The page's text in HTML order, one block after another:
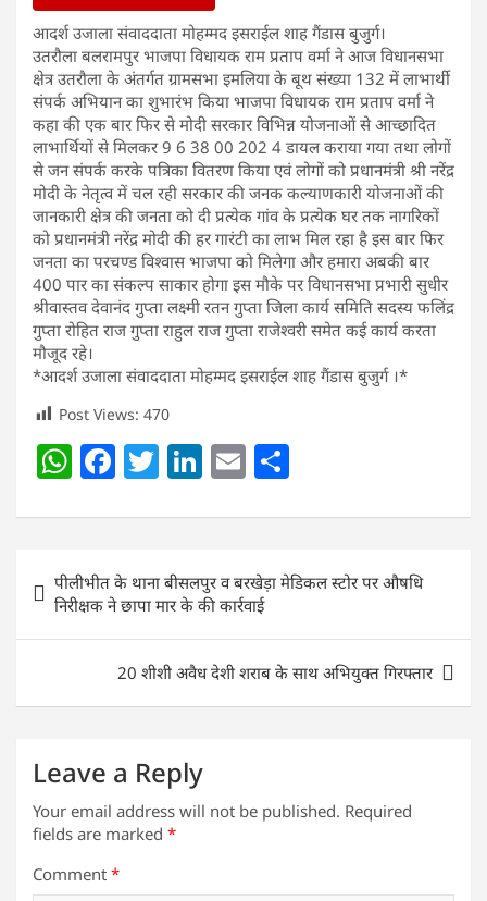
आदर्श उजाला संवाददाता मोहम्मद इसराईल शाह गैंडास बुजुर्ग।
उतरौला बलरामपुर भाजपा विधायक राम प्रताप वर्मा ने आज विधानसभा
क्षेत्र उतरौला के अंतर्गत ग्रामसभा इमलिया के बूथ संख्या 132 में लाभार्थी
संपर्क अभियान का शुभारंभ किया भाजपा विधायक राम प्रताप वर्मा ने
कहा की एक बार फिर से मोदी सरकार विभिन्न योजनाओं से आच्छादित
लाभार्थियों से मिलकर 9 6 38 00 202 4 डायल कराया गया तथा लोगों
से जन संपर्क करके पत्रिका वितरण किया एवं लोगों को प्रधानमंत्री श्री नरेंद्र
मोदी के नेतृत्व में चल रही सरकार की जनक कल्याणकारी योजनाओं की
जानकारी क्षेत्र की जनता को दी प्रत्येक गांव के प्रत्येक घर तक नागरिकों
को प्रधानमंत्री नरेंद्र मोदी की हर गारंटी का लाभ मिल रहा है इस बार फिर
जनता का परचण्ड विश्वास भाजपा को मिलेगा और हमारा अबकी बार
400 पार का संकल्प साकार होगा इस मौके पर विधानसभा प्रभारी सुधीर
श्रीवास्तव देवानंद गुप्ता लक्ष्मी रतन गुप्ता जिला कार्य समिति सदस्य फलिंद्र
गुप्ता रोहित राज गुप्ता राहुल राज गुप्ता राजेश्वरी समेत कई कार्य करता
मौजूद रहे।
*आदर्श उजाला संवाददाता मोहम्मद इसराईल शाह गैंडास बुजुर्ग ।*
Post Views: 470
W
at
s
A
p
F
c
e
b
o
o
k
T
itt
er
Li
k
e
dI
n
E
ai
l
ar
e
Post
navigation
पीलीभीत के थाना बीसलपुर व बरखेड़ा मेडिकल स्टोर पर औषधि
निरीक्षक ने छापा मार के की कार्रवाई
20 शीशी अवैध देशी शराब के साथ अभियुक्त गिरफ्तार
Leave a Reply
Your email address will not be published. Required
fields are marked *
Comment *